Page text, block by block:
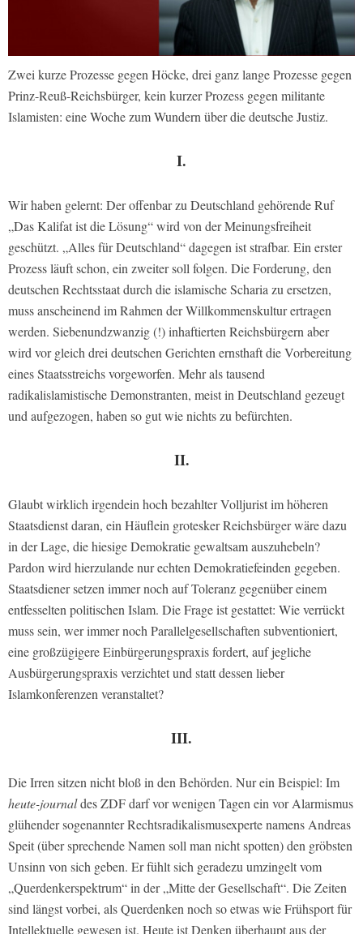
Zwei kurze Prozesse gegen Höcke, drei ganz lange Prozesse gegen
Prinz-Reuß-Reichsbürger, kein kurzer Prozess gegen militante
Islamisten: eine Woche zum Wundern über die deutsche Justiz.
I.
Wir haben gelernt: Der offenbar zu Deutschland gehörende Ruf
„Das Kalifat ist die Lösung“ wird von der Meinungsfreiheit
geschützt. „Alles für Deutschland“ dagegen ist strafbar. Ein erster
Prozess läuft schon, ein zweiter soll folgen. Die Forderung, den
deutschen Rechtsstaat durch die islamische Scharia zu ersetzen,
muss anscheinend im Rahmen der Willkommenskultur ertragen
werden. Siebenundzwanzig (!) inhaftierten Reichsbürgern aber
wird vor gleich drei deutschen Gerichten ernsthaft die Vorbereitung
eines Staatsstreichs vorgeworfen. Mehr als tausend
radikalislamistische Demonstranten, meist in Deutschland gezeugt
und aufgezogen, haben so gut wie nichts zu befürchten.
II.
Glaubt wirklich irgendein hoch bezahlter Volljurist im höheren
Staatsdienst daran, ein Häuflein grotesker Reichsbürger wäre dazu
in der Lage, die hiesige Demokratie gewaltsam auszuhebeln?
Pardon wird hierzulande nur echten Demokratiefeinden gegeben.
Staatsdiener setzen immer noch auf Toleranz gegenüber einem
entfesselten politischen Islam. Die Frage ist gestattet: Wie verrückt
muss sein, wer immer noch Parallelgesellschaften subventioniert,
eine großzügigere Einbürgerungspraxis fordert, auf jegliche
Ausbürgerungspraxis verzichtet und statt dessen lieber
Islamkonferenzen veranstaltet?
III.
Die Irren sitzen nicht bloß in den Behörden. Nur ein Beispiel: Im
heute-journaldes ZDF darf vor wenigen Tagen ein vor Alarmismus
glühender sogenannter Rechtsradikalismusexperte namens Andreas
Speit (über sprechende Namen soll man nicht spotten) den gröbsten
Unsinn von sich geben. Er fühlt sich geradezu umzingelt vom
„Querdenkerspektrum“ in der „Mitte der Gesellschaft“. Die Zeiten
sind längst vorbei, als Querdenken noch so etwas wie Frühsport für
Intellektuelle gewesen ist. Heute ist Denken überhaupt aus der